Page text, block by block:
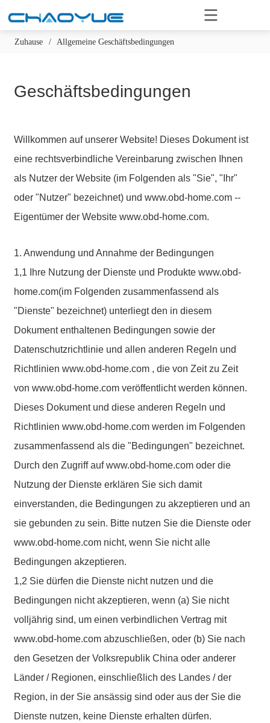
Zuhause / Allgemeine Geschäftsbedingungen
Geschäftsbedingungen
Willkommen auf unserer Website! Dieses Dokument ist
eine rechtsverbindliche Vereinbarung zwischen Ihnen
als Nutzer der Website (im Folgenden als "Sie", "Ihr"
oder "Nutzer" bezeichnet) und www.obd-home.com --
Eigentümer der Website www.obd-home.com.
1. Anwendung und Annahme der Bedingungen
1,1 Ihre Nutzung der Dienste und Produkte www.obd-
home.com(im Folgenden zusammenfassend als
"Dienste" bezeichnet) unterliegt den in diesem
Dokument enthaltenen Bedingungen sowie der
Datenschutzrichtlinie und allen anderen Regeln und
Richtlinien www.obd-home.com , die von Zeit zu Zeit
von www.obd-home.com veröffentlicht werden können.
Dieses Dokument und diese anderen Regeln und
Richtlinien www.obd-home.com werden im Folgenden
zusammenfassend als die "Bedingungen" bezeichnet.
Durch den Zugriff auf www.obd-home.com oder die
Nutzung der Dienste erklären Sie sich damit
einverstanden, die Bedingungen zu akzeptieren und an
sie gebunden zu sein. Bitte nutzen Sie die Dienste oder
www.obd-home.com nicht, wenn Sie nicht alle
Bedingungen akzeptieren.
1,2 Sie dürfen die Dienste nicht nutzen und die
Bedingungen nicht akzeptieren, wenn (a) Sie nicht
volljährig sind, um einen verbindlichen Vertrag mit
www.obd-home.com abzuschließen, oder (b) Sie nach
den Gesetzen der Volksrepublik China oder anderer
Länder / Regionen, einschließlich des Landes / der
Region, in der Sie ansässig sind oder aus der Sie die
Dienste nutzen, keine Dienste erhalten dürfen.